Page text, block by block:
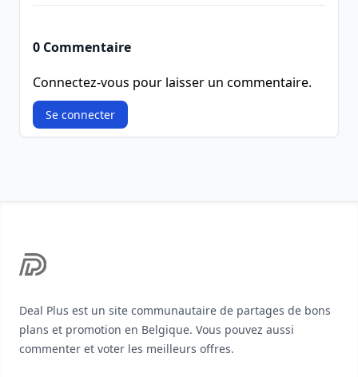
0 Commentaire
Connectez-vous pour laisser un commentaire.
Se connecter
Deal Plus est un site communautaire de partages de bons
plans et promotion en Belgique. Vous pouvez aussi
commenter et voter les meilleurs offres.